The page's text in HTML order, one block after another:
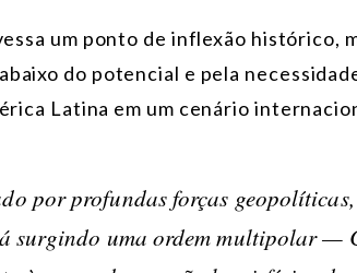
um ponto de inflexão histórico,
do potencial e pela
Latina em um cenário
por profundas forças
surgindo uma ordem multipolar —